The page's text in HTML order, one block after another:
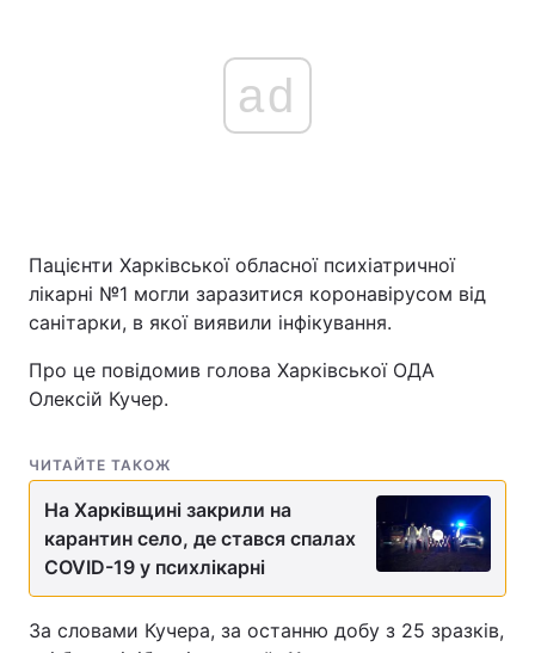
ad
Пацієнти Харківської обласної психіатричної
лікарні №1 могли заразитися коронавірусом від
санітарки, в якої виявили інфікування.
Про це повідомив голова Харківської ОДА
Олексій Кучер.
ЧИТАЙТЕ ТАКОЖ
На Харківщині закрили на
карантин село, де стався спалах
COVID-19 у психлікарні
За словами Кучера, за останню добу з 25 зразків,